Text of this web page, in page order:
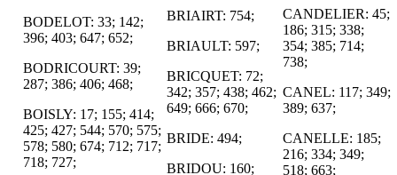
BODELOT: 33; 142;
396; 403; 647; 652;
BODRICOURT: 39;
287; 386; 406; 468;
BOISLY: 17; 155; 414;
425; 427; 544; 570; 575;
578; 580; 674; 712; 717;
718; 727;
BRIAIRT: 754;
BRIAULT: 597;
BRICQUET: 72;
342; 357; 438; 462;
649; 666; 670;
BRIDE: 494;
BRIDOU: 160;
CANDELIER: 45;
186; 315; 338;
354; 385; 714;
738;
CANEL: 117; 349;
389; 637;
CANELLE: 185;
216; 334; 349;
518; 663;